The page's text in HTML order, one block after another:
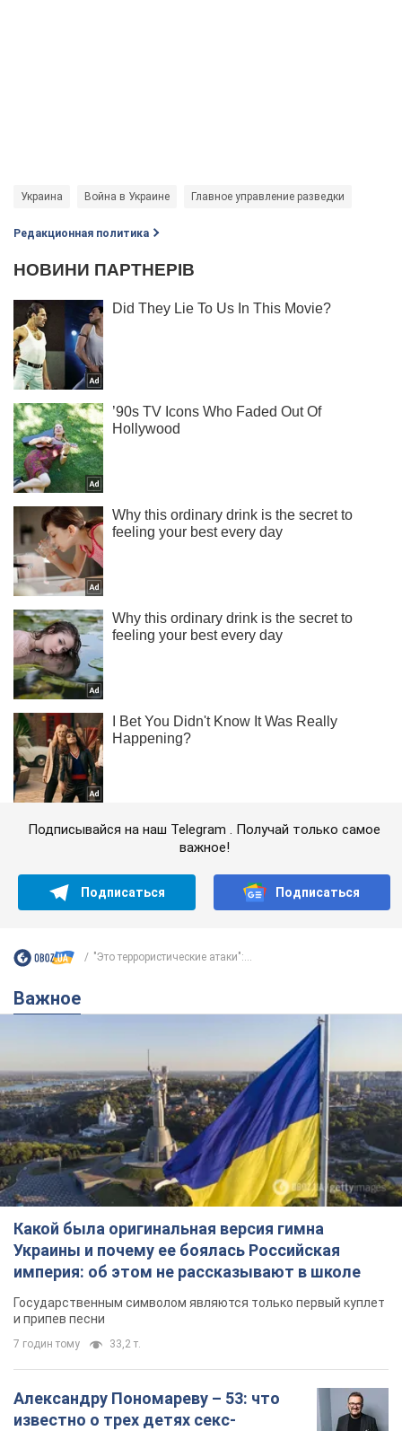
Украина Война в Украине Главное управление разведки
Редакционная политика
Подписывайся на наш Telegram . Получай только самое
важное!
Подписаться Подписаться
"Это террористические атаки":...
Важное
Какой была оригинальная версия гимна
Украины и почему ее боялась Российская
империя: об этом не рассказывают в школе
Государственным символом являются только первый куплет
и припев песни
7 годин тому 33,2 т.
Александру Пономареву – 53: что
известно о трех детях секс-